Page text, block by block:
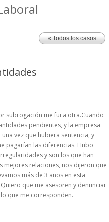
« Todos los casos
subrogación me fui a otra.Cuando
pendientes, y la empresa
vez que hubiera sentencia, y
pagarían las diferencias. Hubo
y son los que han
mejores relaciones, nos dijeron que
más de 3 años en esta
que me asesoren y denunciar
que me corresponden.